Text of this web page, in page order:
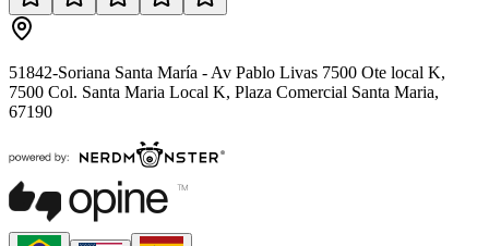
51842-Soriana Santa María - Av Pablo Livas 7500 Ote local K,
7500 Col. Santa Maria Local K, Plaza Comercial Santa Maria,
67190